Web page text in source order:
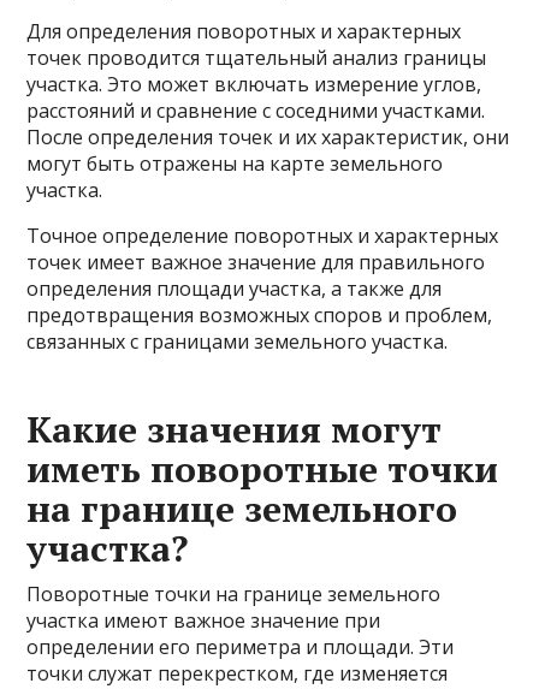
Для определения поворотных и характерных
точек проводится тщательный анализ границы
участка. Это может включать измерение углов,
расстояний и сравнение с соседними участками.
После определения точек и их характеристик, они
могут быть отражены на карте земельного
участка.
Точное определение поворотных и характерных
точек имеет важное значение для правильного
определения площади участка, а также для
предотвращения возможных споров и проблем,
связанных с границами земельного участка.
Какие значения могут
иметь поворотные точки
на границе земельного
участка?
Поворотные точки на границе земельного
участка имеют важное значение при
определении его периметра и площади. Эти
точки служат перекрестком, где изменяется